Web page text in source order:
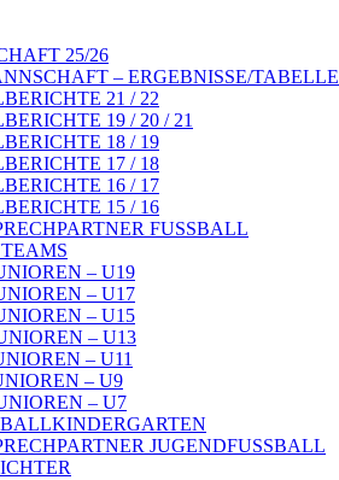
25/26
– ERGEBNISSE/TABELLE
21 / 22
19 / 20 / 21
18 / 19
17 / 18
16 / 17
15 / 16
FUSSBALL
– U19
– U17
– U15
– U13
– U11
– U9
– U7
JUGENDFUSSBALL